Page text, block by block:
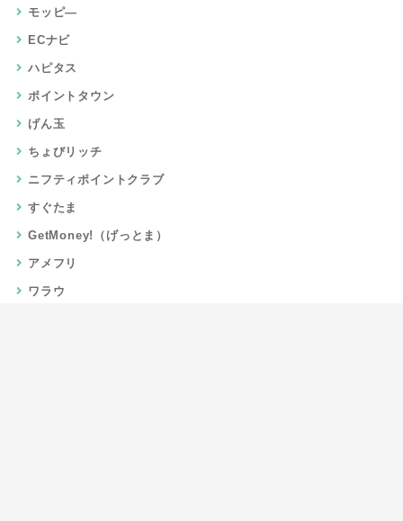
モッピ―
ECナビ
ハピタス
ポイントタウン
げん玉
ちょびリッチ
ニフティポイントクラブ
すぐたま
GetMoney!（げっとま）
アメフリ
ワラウ